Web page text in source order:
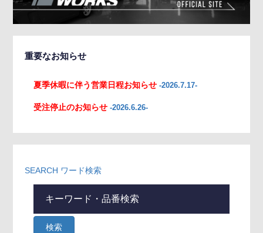
重要なお知らせ
夏季休暇に伴う営業日程お知らせ -2026.7.17-
受注停止のお知らせ -2026.6.26-
SEARCH ワード検索
検索